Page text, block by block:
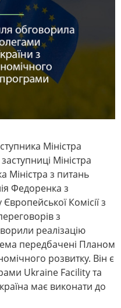
Міністра
Міністра
Міністра з питань
Федоренка з
Комісії з
з
реалізацію
передбачені Планом
розвитку. Він є
Ukraine Facility та
має виконати до